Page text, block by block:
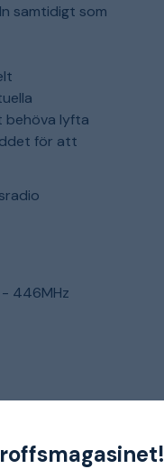
samtidigt som
behöva lyfta
för att
- 446MHz